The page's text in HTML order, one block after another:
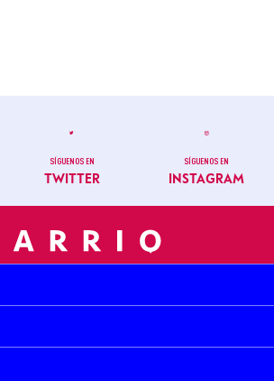
SÍGUENOS EN
TWITTER
SÍGUENOS EN
INSTAGRAM